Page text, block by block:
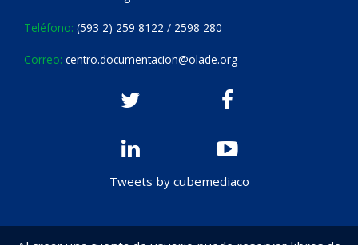
Teléfono: (593 2) 259 8122 / 2598 280
Correo: centro.documentacion@olade.org
Tweets by cubemediaco